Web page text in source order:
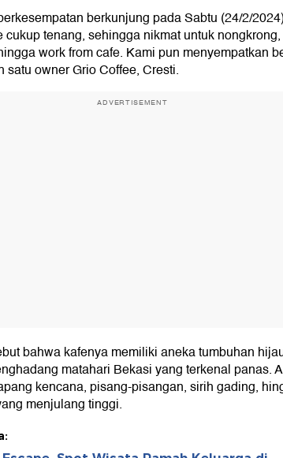
berkunjung pada Sabtu (24/2/
cukup tenang, sehingga nikmat untuk nongkrong,
work from cafe. Kami pun menyempatkan
satu owner Grio Coffee, Cresti.
ADVERTISEMENT
bahwa kafenya memiliki aneka tumbuhan
matahari Bekasi yang terkenal panas.
kencana, pisang-pisangan, sirih gading,
menjulang tinggi.